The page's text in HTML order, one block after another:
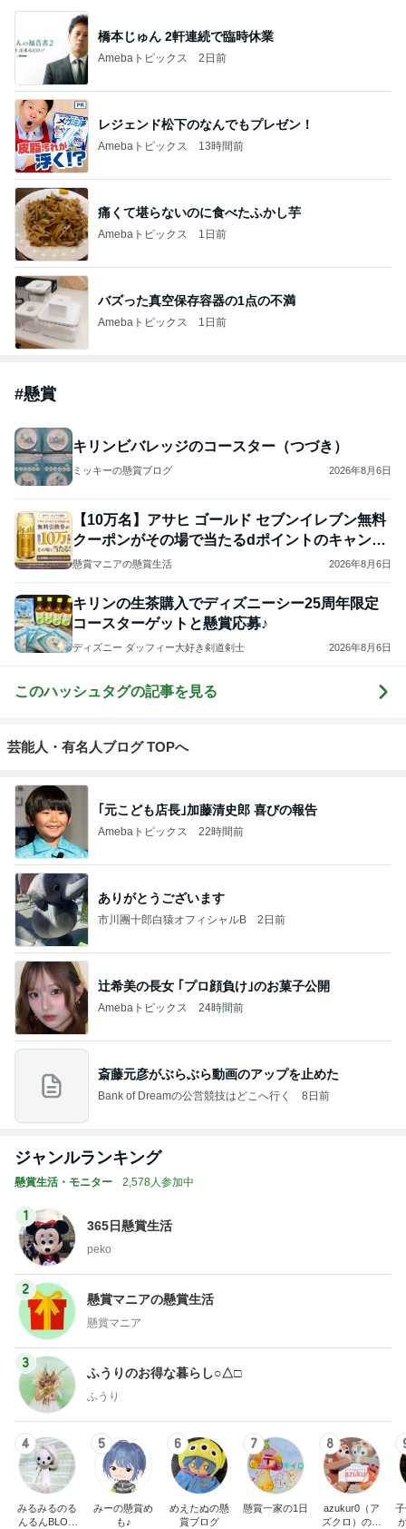
橋本じゅん 2軒連続で臨時休業
Amebaトピックス 2日前
レジェンド松下のなんでもプレゼン！
Amebaトピックス 13時間前
痛くて堪らないのに食べたふかし芋
Amebaトピックス 1日前
バズった真空保存容器の1点の不満
Amebaトピックス 1日前
#懸賞
キリンビバレッジのコースター（つづき）
ミッキーの懸賞ブログ 2026年8月6日
【10万名】アサヒ ゴールド セブンイレブン無料
クーポンがその場で当たるdポイントのキャンペ
ーン
懸賞マニアの懸賞生活 2026年8月6日
キリンの生茶購入でディズニーシー25周年限定
コースターゲットと懸賞応募♪
ディズニー ダッフィー大好き剣道剣士 2026年8月6日
このハッシュタグの記事を見る
芸能人・有名人ブログ TOPへ
｢元こども店長｣加藤清史郎 喜びの報告
Amebaトピックス 22時間前
ありがとうございます
市川團十郎白猿オフィシャルB 2日前
辻希美の長女 ｢プロ顔負け｣のお菓子公開
Amebaトピックス 24時間前
斎藤元彦がぶらぶら動画のアップを止めた
Bank of Dreamの公営競技はどこへ行く 8日前
ジャンルランキング
懸賞生活・モニター 2,578人参加中
1
365日懸賞生活
peko
2
懸賞マニアの懸賞生活
懸賞マニア
3
ふうりのお得な暮らし○△□
ふうり
4
みるみるのる
んるんBLOG
5
みーの懸賞め
も♪
6
めえたぬの懸
賞ブログ
7
懸賞一家の1日
8
azukur0（ア
ズクロ）の懸